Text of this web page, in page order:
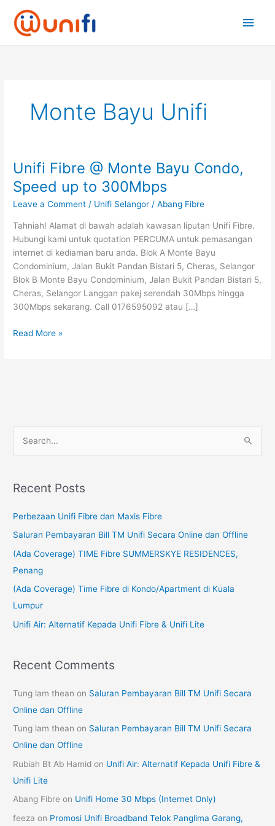
content
Monte Bayu Unifi
Unifi Fibre @ Monte Bayu Condo,
Speed up to 300Mbps
Leave a Comment / Unifi Selangor /Abang Fibre
Tahniah! Alamat di bawah adalah kawasan liputan Unifi Fibre.
Hubungi kami untuk quotation PERCUMA untuk pemasangan
internet di kediaman baru anda. Blok A Monte Bayu
Condominium, Jalan Bukit Pandan Bistari 5, Cheras, Selangor
Blok B Monte Bayu Condominium, Jalan Bukit Pandan Bistari 5,
Cheras, Selangor Langgan pakej serendah 30Mbps hingga
300Mbps sekarang. Call 0176595092 atau […]
Unifi
Fibre
@
Monte
Read More »
r
o
r
:
Recent Posts
Perbezaan Unifi Fibre dan Maxis Fibre
Saluran Pembayaran Bill TM Unifi Secara Online dan Offline
(Ada Coverage) TIME Fibre SUMMERSKYE RESIDENCES,
Penang
(Ada Coverage) Time Fibre di Kondo/Apartment di Kuala
Lumpur
Unifi Air: Alternatif Kepada Unifi Fibre & Unifi Lite
Recent Comments
Tung lam thean on Saluran Pembayaran Bill TM Unifi Secara
Online dan Offline
Tung lam thean on Saluran Pembayaran Bill TM Unifi Secara
Online dan Offline
Rubiah Bt Ab Hamid on Unifi Air: Alternatif Kepada Unifi Fibre &
Unifi Lite
Abang Fibre on Unifi Home 30 Mbps (Internet Only)
feeza on Promosi Unifi Broadband Telok Panglima Garang,